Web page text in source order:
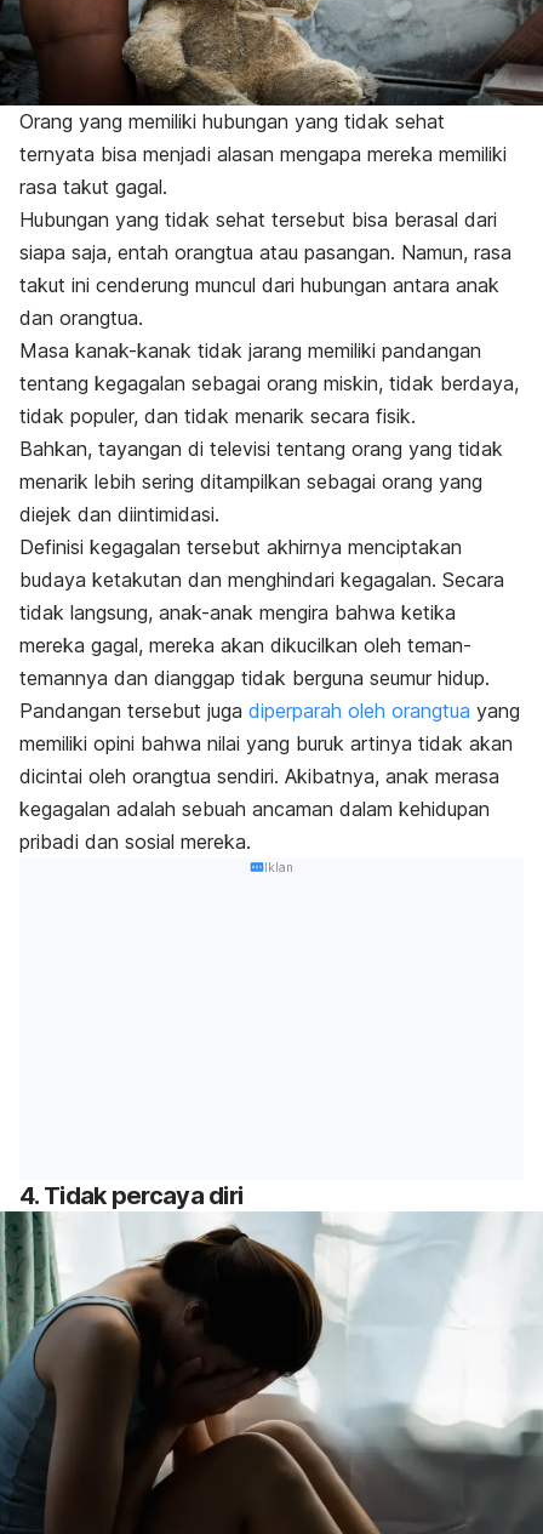
Orang yang memiliki hubungan yang tidak sehat
ternyata bisa menjadi alasan mengapa mereka memiliki
rasa takut gagal.
Hubungan yang tidak sehat tersebut bisa berasal dari
siapa saja, entah orangtua atau pasangan. Namun, rasa
takut ini cenderung muncul dari hubungan antara anak
dan orangtua.
Masa kanak-kanak tidak jarang memiliki pandangan
tentang kegagalan sebagai orang miskin, tidak berdaya,
tidak populer, dan tidak menarik secara fisik.
Bahkan, tayangan di televisi tentang orang yang tidak
menarik lebih sering ditampilkan sebagai orang yang
diejek dan diintimidasi.
Definisi kegagalan tersebut akhirnya menciptakan
budaya ketakutan dan menghindari kegagalan. Secara
tidak langsung, anak-anak mengira bahwa ketika
mereka gagal, mereka akan dikucilkan oleh teman-
temannya dan dianggap tidak berguna seumur hidup.
Pandangan tersebut juga diperparah oleh orangtua yang
memiliki opini bahwa nilai yang buruk artinya tidak akan
dicintai oleh orangtua sendiri. Akibatnya, anak merasa
kegagalan adalah sebuah ancaman dalam kehidupan
pribadi dan sosial mereka.
Iklan
4. Tidak percaya diri